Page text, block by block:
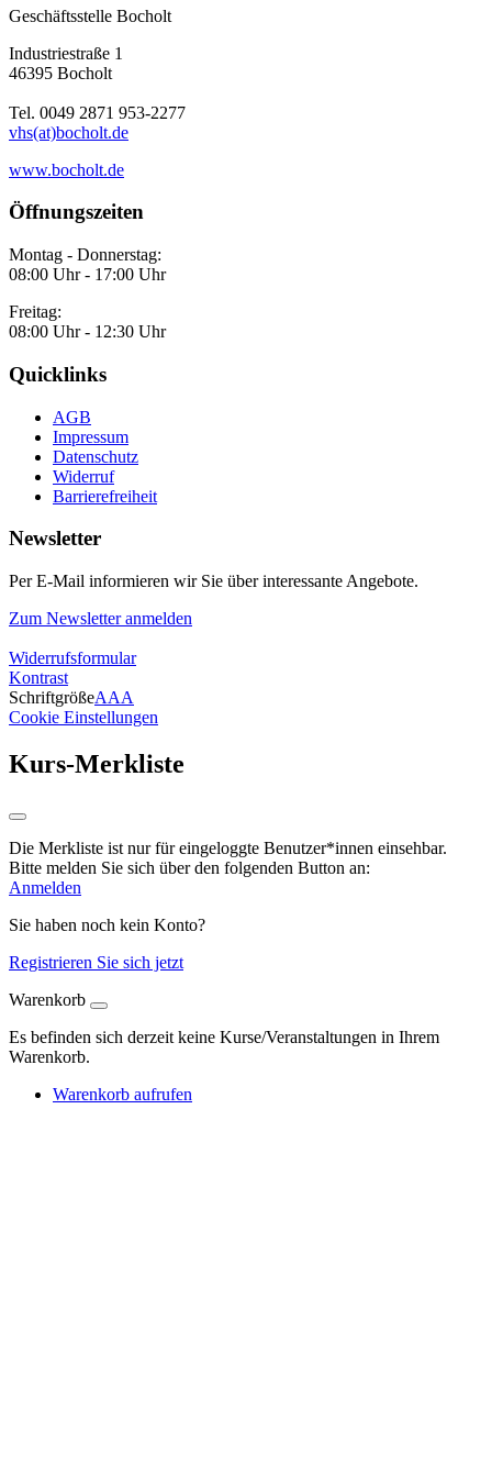
Geschäftsstelle Bocholt
Industriestraße 1
46395 Bocholt
Tel. 0049 2871 953-2277
vhs(at)bocholt.de
www.bocholt.de
Öffnungszeiten
Montag - Donnerstag:
08:00 Uhr - 17:00 Uhr
Freitag:
08:00 Uhr - 12:30 Uhr
Quicklinks
AGB
Impressum
Datenschutz
Widerruf
Barrierefreiheit
Newsletter
Per E-Mail informieren wir Sie über interessante Angebote.
Zum Newsletter anmelden
Widerrufsformular
Kontrast
SchriftgrößeAAA
Cookie Einstellungen
Kurs-Merkliste
Die Merkliste ist nur für eingeloggte Benutzer*innen einsehbar.
Bitte melden Sie sich über den folgenden Button an:
Anmelden
Sie haben noch kein Konto?
Registrieren Sie sich jetzt
Warenkorb
Es befinden sich derzeit keine Kurse/Veranstaltungen in Ihrem
Warenkorb.
Warenkorb aufrufen